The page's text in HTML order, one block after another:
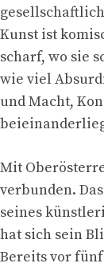
Kunst ist
scharf, wo sie
wie viel
und Macht,
Mit
verbunden.
seines
hat sich sein
Bereits vor